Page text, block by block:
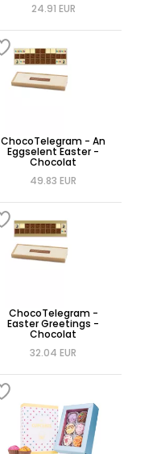
24.91 EUR
ChocoTelegram - An
Eggselent Easter -
Chocolat
49.83 EUR
ChocoTelegram -
Easter Greetings -
Chocolat
32.04 EUR